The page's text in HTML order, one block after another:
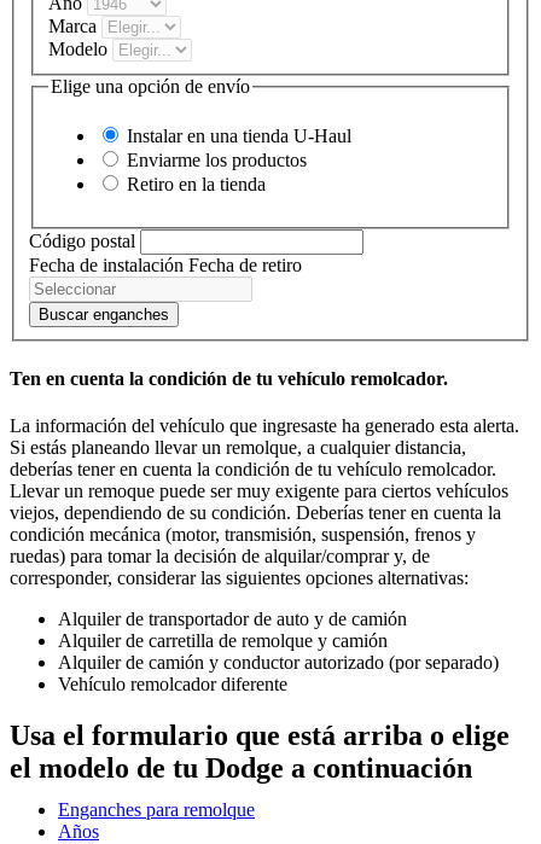
Marca
Modelo
Elige una opción de envío
Instalar en una tienda U-Haul
Enviarme los productos
Retiro en la tienda
Código postal
Fecha de instalación Fecha de retiro
Buscar enganches
Ten en cuenta la condición de tu vehículo remolcador.
La información del vehículo que ingresaste ha generado esta alerta.
Si estás planeando llevar un remolque, a cualquier distancia,
deberías tener en cuenta la condición de tu vehículo remolcador.
Llevar un remoque puede ser muy exigente para ciertos vehículos
viejos, dependiendo de su condición. Deberías tener en cuenta la
condición mecánica (motor, transmisión, suspensión, frenos y
ruedas) para tomar la decisión de alquilar/comprar y, de
corresponder, considerar las siguientes opciones alternativas:
Alquiler de transportador de auto y de camión
Alquiler de carretilla de remolque y camión
Alquiler de camión y conductor autorizado (por separado)
Vehículo remolcador diferente
Usa el formulario que está arriba o elige
el modelo de tu Dodge a continuación
Enganches para remolque
Años